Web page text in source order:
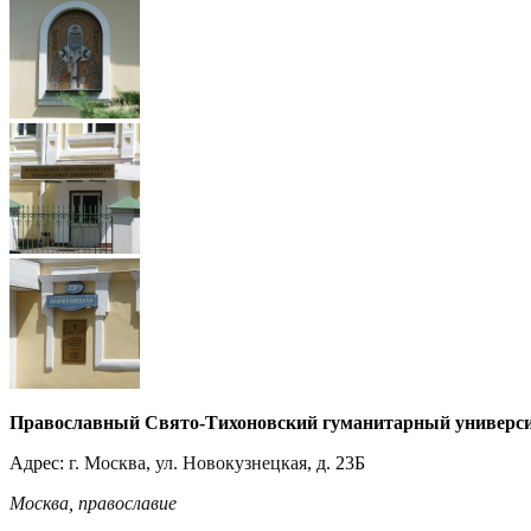
Православный Свято-Тихоновский гуманитарный
Адрес: г. Москва, ул. Новокузнецкая, д. 23Б
Москва православие